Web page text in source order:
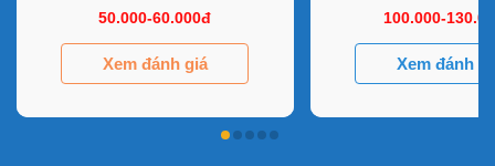
50.000-60.000đ
Xem đánh giá
100.000-
Xem đánh